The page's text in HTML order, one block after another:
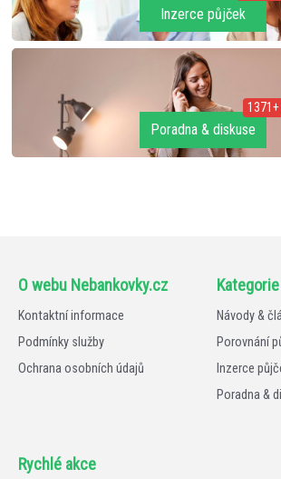
Inzerce půjček
Poradna & diskuse
1371+
O webu Nebankovky.cz
Kontaktní informace
Podmínky služby
Ochrana osobních údajů
Návody &
Porovnání
Inzerce
Poradna &
Rychlé akce